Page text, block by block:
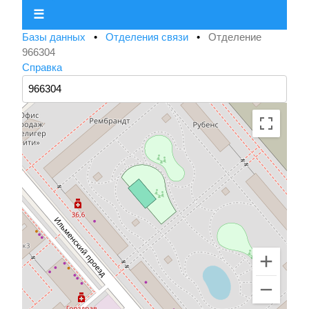
☰
Базы данных • Отделения связи • Отделение
966304
Справка